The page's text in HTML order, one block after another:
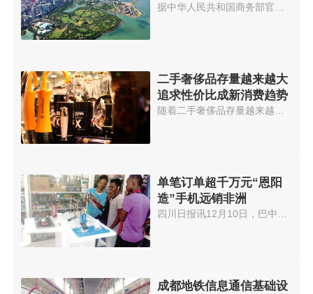
元大关
二手奢侈品存量越来越大
追求性价比成新消费趋势
单笔订单超千万元“恩阳
造”手机远销非洲
成都地铁信息通信基础设